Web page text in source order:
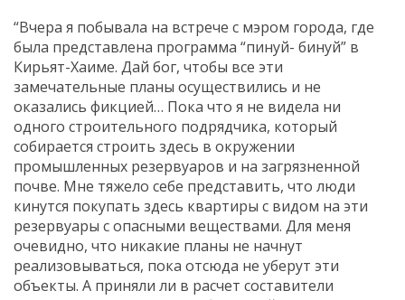
“Вчера я побывала на встрече с мэром города, где
была представлена программа “пинуй- бинуй” в
Кирьят-Хаиме. Дай бог, чтобы все эти
замечательные планы осуществились и не
оказались фикцией… Пока что я не видела ни
одного строительного подрядчика, который
собирается строить здесь в окружении
промышленных резервуаров и на загрязненной
почве. Мне тяжело себе представить, что люди
кинутся покупать здесь квартиры с видом на эти
резервуары с опасными веществами. Для меня
очевидно, что никакие планы не начнут
реализовываться, пока отсюда не уберут эти
объекты. А приняли ли в расчет составители